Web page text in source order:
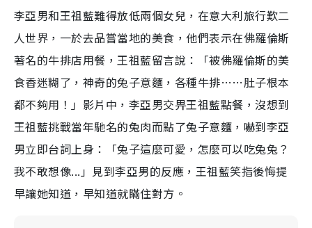
李亞男和王祖藍難得放低兩個女兒，在意大利旅行歎二
人世界，一於去品嘗當地的美食，他們表示在佛羅倫斯
著名的牛排店用餐，王祖藍留言說：「被佛羅倫斯的美
食香迷糊了，神奇的兔子意麵，各種牛排……肚子根本
都不夠用！ 」影片中，李亞男交畀王祖藍點餐，沒想到
王祖藍挑戰當年馳名的兔肉而點了兔子意麵，嚇到李亞
男立即台詞上身：「兔子這麼可愛，怎麼可以吃兔兔？
我不敢想像...」見到李亞男的反應，王祖藍笑指後悔提
早讓她知道，早知道就瞞住對方。